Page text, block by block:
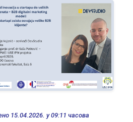
15.04.2026. у 09:11 часова